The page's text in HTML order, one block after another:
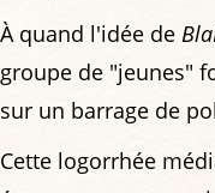
À quand l'idée de
groupe de "jeunes"
sur un barrage de
Cette logorrhée